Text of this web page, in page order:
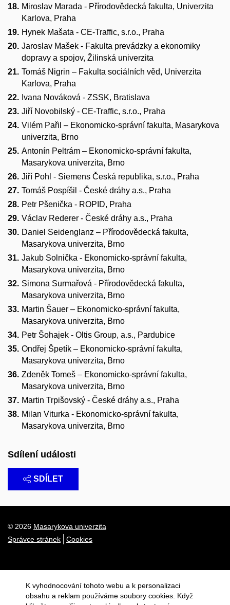
Miroslav Marada - Přírodovědecká fakulta, Univerzita
Karlova, Praha
Hynek Mašata - CE-Traffic, s.r.o., Praha
Jaroslav Mašek - Fakulta prevádzky a ekonomiky
dopravy a spojov, Žilinská univerzita
Tomáš Nigrin – Fakulta sociálních věd, Univerzita
Karlova, Praha
Ivana Nováková - ZSSK, Bratislava
Jiří Novobilský - CE-Traffic, s.r.o., Praha
Vilém Pařil – Ekonomicko-správní fakulta, Masarykova
univerzita, Brno
Antonín Peltrám – Ekonomicko-správní fakulta,
Masarykova univerzita, Brno
Jiří Pohl - Siemens Česká republika, s.r.o., Praha
Tomáš Pospíšil - České dráhy a.s., Praha
Petr Pšenička - ROPID, Praha
Václav Rederer - České dráhy a.s., Praha
Daniel Seidenglanz – Přírodovědecká fakulta,
Masarykova univerzita, Brno
Jakub Solnička - Ekonomicko-správní fakulta,
Masarykova univerzita, Brno
Simona Surmařová - Přírodovědecká fakulta,
Masarykova univerzita, Brno
Martin Šauer – Ekonomicko-správní fakulta,
Masarykova univerzita, Brno
Petr Šohajek - Oltis Group, a.s., Pardubice
Ondřej Špetík – Ekonomicko-správní fakulta,
Masarykova univerzita, Brno
Zdeněk Tomeš – Ekonomicko-správní fakulta,
Masarykova univerzita, Brno
Martin Trpišovský - České dráhy a.s., Praha
Milan Viturka - Ekonomicko-správní fakulta,
Masarykova univerzita, Brno
Sdílení události
SDÍLET
© 2026 Masarykova univerzita
Správce stránek
Cookies
K vyhodnocování tohoto webu a k personalizaci
obsahu a reklam používáme soubory cookies. Když